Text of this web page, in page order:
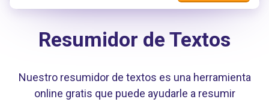
Resumidor de Textos
Nuestro resumidor de textos es una herramienta
online gratis que puede ayudarle a resumir